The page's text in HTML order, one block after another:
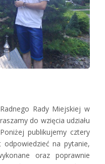
Rady Miejskiej w
do wzięcia udziału
publikujemy cztery
na pytanie,
oraz poprawnie